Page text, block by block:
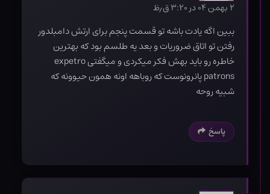
۲ بهمن ۰۴ در ۳:۲۰ ق٫ظ
ببین اگه یادت باشه تو قسمت پنجم برای ارتش دامبلدور
رفتن تو اتاق ضروریات و بعد یه طلسم بود که بهترین
خاطره رو باید بهش فکر میکردی و میگفتی expetro
patrons پانرونوست که روباهه اونه همون حیوونه که
شبیه روحه
پاسخ